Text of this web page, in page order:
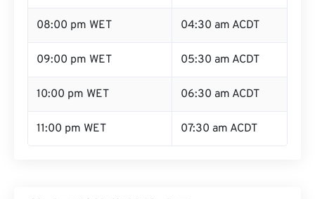
08:00 pm WET 04:30 am ACDT
09:00 pm WET 05:30 am ACDT
10:00 pm WET 06:30 am ACDT
11:00 pm WET 07:30 am ACDT